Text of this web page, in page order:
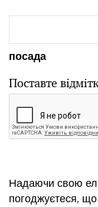
посада
Поставте
Надаючи свою
погоджуєтеся,